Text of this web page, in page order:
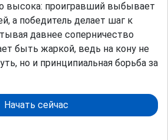
высока: проигравший выбывает
а победитель делает шаг к
давнее соперничество
быть жаркой, ведь на кону не
но и принципиальная борьба за
Начать сейчас